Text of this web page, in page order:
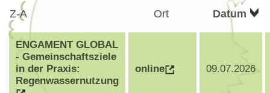
Z-A Ort Datum
ENGAMENT GLOBAL
- Gemeinschaftsziele
in der Praxis:
Regenwassernutzung
online 09.07.2026